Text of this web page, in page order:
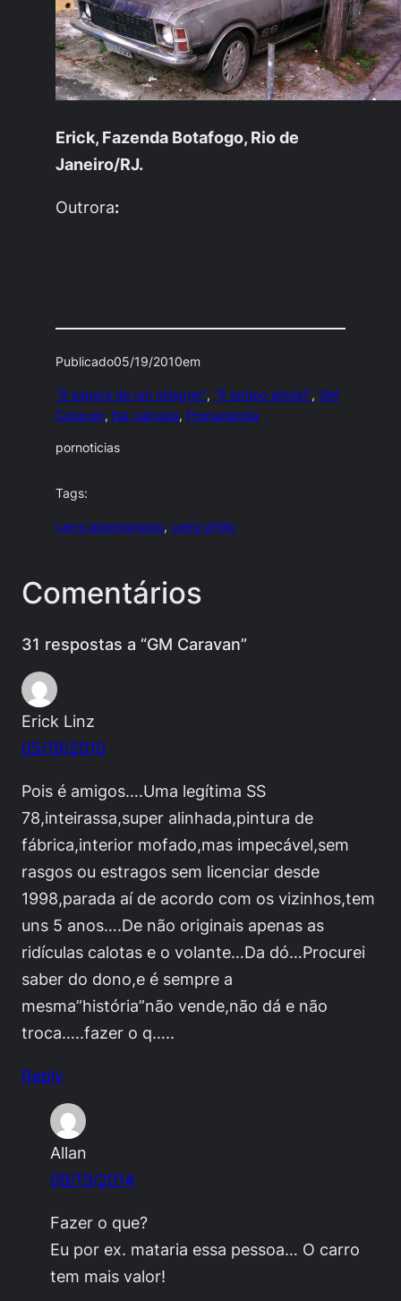
Erick, Fazenda Botafogo, Rio de
Janeiro/RJ.
Outrora:
Publicado05/19/2010em
"À espera de um milagre!", "É tempo ainda!", GM
Caravan, Na calçada, Propaganda
pornoticias
Tags:
carro abandonado, carro órfão
Comentários
31 respostas a “GM Caravan”
Erick Linz
05/19/2010
Pois é amigos….Uma legítima SS
78,inteirassa,super alinhada,pintura de
fábrica,interior mofado,mas impecável,sem
rasgos ou estragos sem licenciar desde
1998,parada aí de acordo com os vizinhos,tem
uns 5 anos….De não originais apenas as
ridículas calotas e o volante…Da dó…Procurei
saber do dono,e é sempre a
mesma”história”não vende,não dá e não
troca…..fazer o q…..
Reply
Allan
09/13/2014
Fazer o que?
Eu por ex. mataria essa pessoa… O carro
tem mais valor!